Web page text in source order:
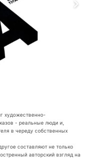
художественно-
- реальные люди и,
в череду собственных
составляют не только
авторский взгляд на